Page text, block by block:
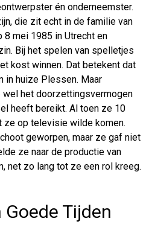
én onderneemster.
die zit echt in de familie van
8 mei 1985 in Utrecht en
Bij het spelen van spelletjes
kost winnen. Dat betekent dat
in huize Plessen. Maar
het doorzettingsvermogen
heeft bereikt. Al toen ze 10
ze op televisie wilde komen.
geworpen, maar ze gaf niet
ze naar de productie van
net zo lang tot ze een rol kreeg.
Tijden